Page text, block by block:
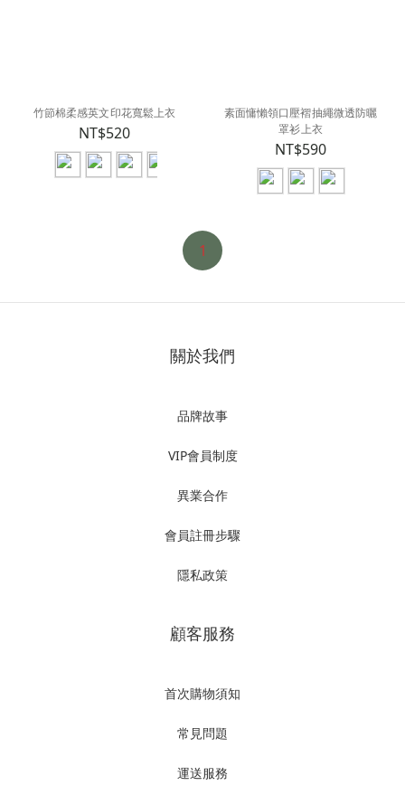
竹節棉柔感英文印花寬鬆上衣
NT$520
素面慵懶領口壓褶抽繩微透防曬
罩衫上衣
NT$590
1
關於我們
品牌故事
VIP會員制度
異業合作
會員註冊步驟
隱私政策
顧客服務
首次購物須知
常見問題
運送服務